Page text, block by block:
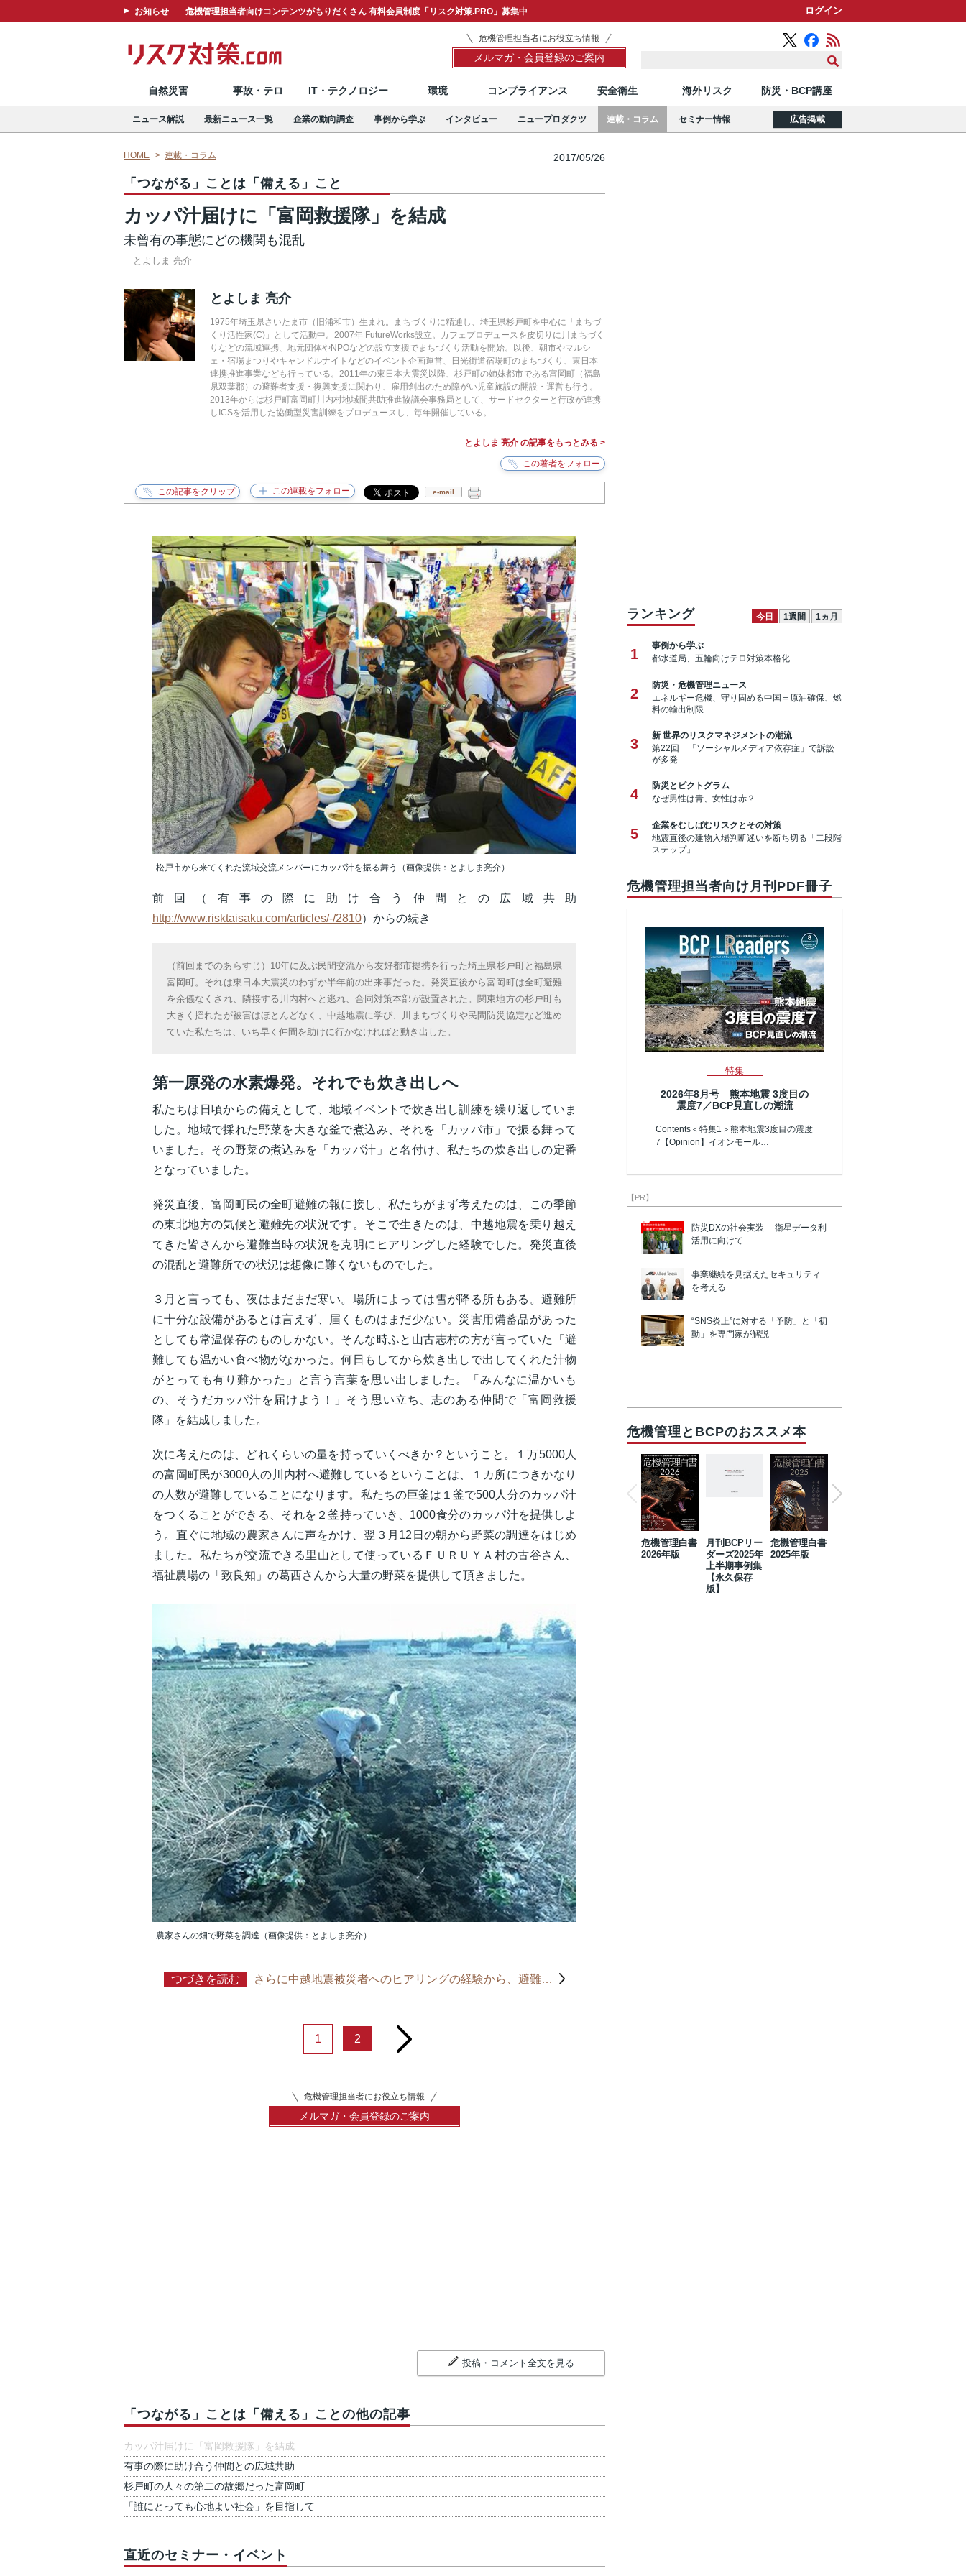
お知らせ 危機管理担当者向けコンテンツがもりだくさん 有料会員制度「リスク対策.PRO」募集中 ログイン
危機管理担当者にお役立ち情報
メルマガ・会員登録のご案内
自然災害 事故・テロ IT・テクノロジー 環境 コンプライアンス 安全衛生 海外リスク 防災・BCP講座
ニュース解説 最新ニュース一覧 企業の動向調査 事例から学ぶ インタビュー ニュープロダクツ 連載・コラム セミナー情報 広告掲載
HOME 連載・コラム 2017/05/26
「つながる」ことは「備える」こと
カッパ汁届けに「富岡救援隊」を結成
未曾有の事態にどの機関も混乱
とよしま 亮介
とよしま 亮介
1975年埼玉県さいたま市（旧浦和市）生まれ。まちづくりに精通し、埼玉県杉戸町を中心に「まちづ
くり活性家(C)」として活動中。2007年 FutureWorks設立。カフェプロデュースを皮切りに川まちづく
りなどの流域連携、地元団体やNPOなどの設立支援でまちづくり活動を開始。以後、朝市やマルシ
ェ・宿場まつりやキャンドルナイトなどのイベント企画運営、日光街道宿場町のまちづくり、東日本
連携推進事業なども行っている。2011年の東日本大震災以降、杉戸町の姉妹都市である富岡町（福島
県双葉郡）の避難者支援・復興支援に関わり、雇用創出のため障がい児童施設の開設・運営も行う。
2013年からは杉戸町富岡町川内村地域間共助推進協議会事務局として、サードセクターと行政が連携
しICSを活用した協働型災害訓練をプロデュースし、毎年開催している。
とよしま 亮介 の記事をもっとみる >
e-mail
松戸市から来てくれた流域交流メンバーにカッパ汁を振る舞う（画像提供：とよしま亮介）
前回（有事の際に助け合う仲間との広域共助
http://www.risktaisaku.com/articles/-/2810）からの続き
（前回までのあらすじ）10年に及ぶ民間交流から友好都市提携を行った埼玉県杉戸町と福島県
富岡町。それは東日本大震災のわずか半年前の出来事だった。発災直後から富岡町は全町避難
を余儀なくされ、隣接する川内村へと逃れ、合同対策本部が設置された。関東地方の杉戸町も
大きく揺れたが被害はほとんどなく、中越地震に学び、川まちづくりや民間防災協定など進め
ていた私たちは、いち早く仲間を助けに行かなければと動き出した。
第一原発の水素爆発。それでも炊き出しへ
私たちは日頃からの備えとして、地域イベントで炊き出し訓練を繰り返していま
した。地域で採れた野菜を大きな釜で煮込み、それを「カッパ市」で振る舞って
いました。その野菜の煮込みを「カッパ汁」と名付け、私たちの炊き出しの定番
となっていました。
発災直後、富岡町民の全町避難の報に接し、私たちがまず考えたのは、この季節
の東北地方の気候と避難先の状況です。そこで生きたのは、中越地震を乗り越え
てきた皆さんから避難当時の状況を克明にヒアリングした経験でした。発災直後
の混乱と避難所での状況は想像に難くないものでした。
３月と言っても、夜はまだまだ寒い。場所によっては雪が降る所もある。避難所
に十分な設備があるとは言えず、届くものはまだ少ない。災害用備蓄品があった
としても常温保存のものしかない。そんな時ふと山古志村の方が言っていた「避
難しても温かい食べ物がなかった。何日もしてから炊き出しで出してくれた汁物
がとっても有り難かった」と言う言葉を思い出しました。「みんなに温かいも
の、そうだカッパ汁を届けよう！」そう思い立ち、志のある仲間で「富岡救援
隊」を結成しました。
次に考えたのは、どれくらいの量を持っていくべきか？ということ。１万5000人
の富岡町民が3000人の川内村へ避難しているということは、１カ所につきかなり
の人数が避難していることになります。私たちの巨釜は１釜で500人分のカッパ汁
をつくることができる、それを２釜持っていき、1000食分のカッパ汁を提供しよ
う。直ぐに地域の農家さんに声をかけ、翌３月12日の朝から野菜の調達をはじめ
ました。私たちが交流できる里山として使っているＦＵＲＵＹＡ村の古谷さん、
福祉農場の「致良知」の葛西さんから大量の野菜を提供して頂きました。
農家さんの畑で野菜を調達（画像提供：とよしま亮介）
つづきを読む さらに中越地震被災者へのヒアリングの経験から、避難…
1 2 next
危機管理担当者にお役立ち情報
メルマガ・会員登録のご案内
投稿・コメント全文を見る
「つながる」ことは「備える」ことの他の記事
カッパ汁届けに「富岡救援隊」を結成
有事の際に助け合う仲間との広域共助
杉戸町の人々の第二の故郷だった富岡町
「誰にとっても心地よい社会」を目指して
直近のセミナー・イベント
ランキング 今日 1週間 1ヵ月
1
事例から学ぶ
都水道局、五輪向けテロ対策本格化
2
防災・危機管理ニュース
エネルギー危機、守り固める中国＝原油確保、燃
料の輸出制限
3
新 世界のリスクマネジメントの潮流
第22回 「ソーシャルメディア依存症」で訴訟
が多発
4
防災とピクトグラム
なぜ男性は青、女性は赤？
5
企業をむしばむリスクとその対策
地震直後の建物入場判断迷いを断ち切る「二段階
ステップ」
危機管理担当者向け月刊PDF冊子
特集
2026年8月号 熊本地震 3度目の
震度7／BCP見直しの潮流
Contents＜特集1＞熊本地震3度目の震度
7【Opinion】イオンモール…
【PR】
防災DXの社会実装 －衛星データ利
活用に向けて
事業継続を見据えたセキュリティ
を考える
“SNS炎上”に対する「予防」と「初
動」を専門家が解説
危機管理とBCPのおススメ本
危機管理白書
2026年版
月刊BCPリー
ダーズ2025年
上半期事例集
【永久保存
版】
危機管理白書
2025年版